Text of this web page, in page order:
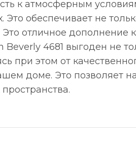
к атмосферным
Это обеспечивает не
отличное
4681 выгоден не
при этом от
доме. Это